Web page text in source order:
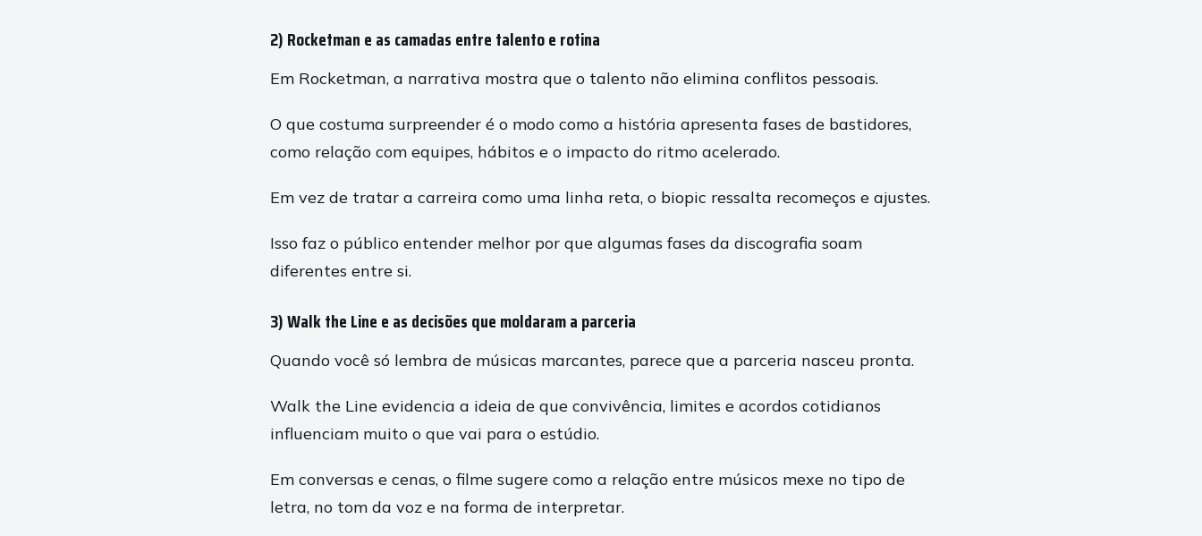
2) Rocketman e as camadas entre talento e rotina
Em Rocketman, a narrativa mostra que o talento não elimina conflitos pessoais.
O que costuma surpreender é o modo como a história apresenta fases de bastidores,
como relação com equipes, hábitos e o impacto do ritmo acelerado.
Em vez de tratar a carreira como uma linha reta, o biopic ressalta recomeços e ajustes.
Isso faz o público entender melhor por que algumas fases da discografia soam
diferentes entre si.
3) Walk the Line e as decisões que moldaram a parceria
Quando você só lembra de músicas marcantes, parece que a parceria nasceu pronta.
Walk the Line evidencia a ideia de que convivência, limites e acordos cotidianos
influenciam muito o que vai para o estúdio.
Em conversas e cenas, o filme sugere como a relação entre músicos mexe no tipo de
letra, no tom da voz e na forma de interpretar.